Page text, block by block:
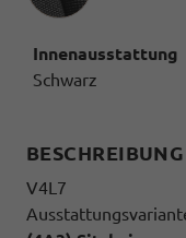
Innenausstattung
Schwarz
BESCHREIBUNG
V4L7